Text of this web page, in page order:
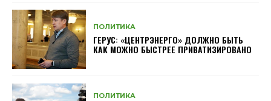
ПОЛИТИКА
ГЕРУС: «ЦЕНТРЭНЕРГО» ДОЛЖНО БЫТЬ
КАК МОЖНО БЫСТРЕЕ ПРИВАТИЗИРОВАНО
ПОЛИТИКА